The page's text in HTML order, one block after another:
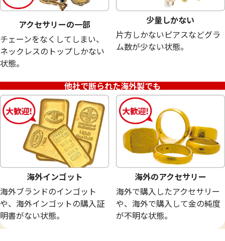
24金 (K24) 田中貴金属曲がったインゴッ
ト
10g
参考買取価格
300,000円
24金 (K24) ネック
9.7g
参考買取価格
288,600円
アクセサリーの一部
チェーンをなくしてしまい、
ネックレスのトップしかない
状態。
少量しかない
片方しかないピアスなどグラ
ム数が少ない状態。
他社で断られた海外製でも
海外インゴット
海外ブランドのインゴット
や、海外インゴットの購入証
明書がない状態。
海外のアクセサリー
海外で購入したアクセサリー
や、海外で購入して金の純度
が不明な状態。